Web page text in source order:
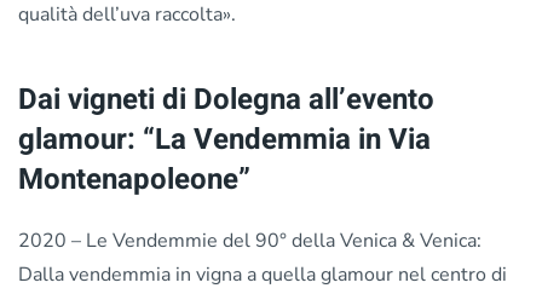
qualità dell’uva raccolta».
Dai vigneti di Dolegna all’evento
glamour: “La Vendemmia in Via
Montenapoleone”
2020 – Le Vendemmie del 90° della Venica & Venica:
Dalla vendemmia in vigna a quella glamour nel centro di